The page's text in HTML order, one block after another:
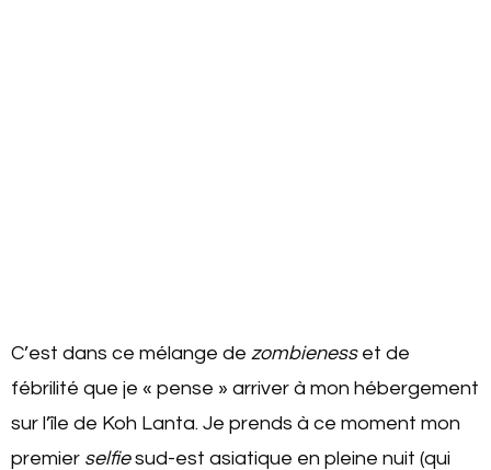
C’est dans ce mélange de zombienesset de
fébrilité que je « pense » arriver à mon hébergement
sur l’île de Koh Lanta. Je prends à ce moment mon
premier selfiesud-est asiatique en pleine nuit (qui